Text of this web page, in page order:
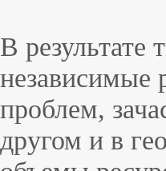
В
независимые
проблем,
другом и в